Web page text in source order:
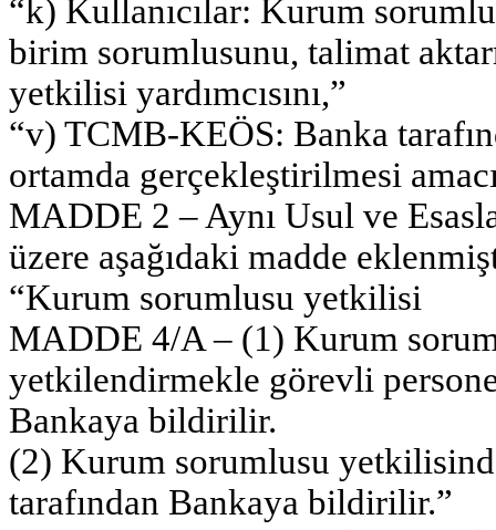
“k) Kullanıcılar: Kurum
birim sorumlusunu, talimat
yetkilisi yardımcısını,”
“v) TCMB-KEÖS: Banka
ortamda gerçekleştirilmesi
MADDE 2 – Aynı Usul ve
üzere aşağıdaki madde
“Kurum sorumlusu yetkilisi
MADDE 4/A – (1) Kurum
yetkilendirmekle görevli
Bankaya bildirilir.
(2) Kurum sorumlusu
tarafından Bankaya bildirilir.”